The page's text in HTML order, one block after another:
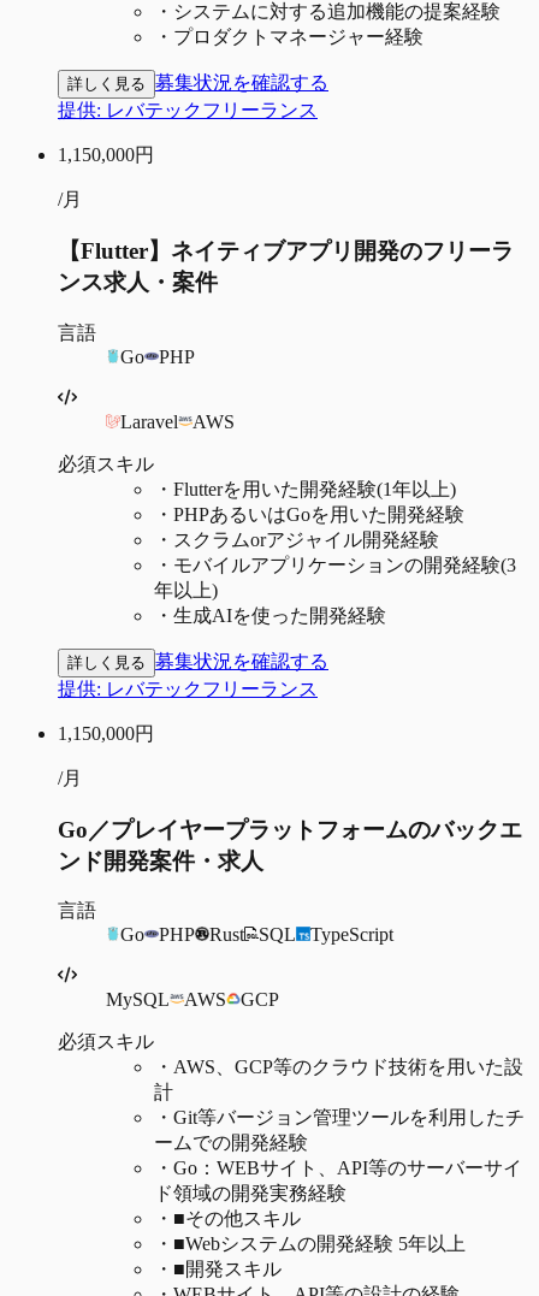
・ システムに対する追加機能の提案経験
・ プロダクトマネージャー経験
詳しく見る 募集状況を確認する
提供: レバテックフリーランス
1,150,000円
/月
【Flutter】ネイティブアプリ開発のフリーラ
ンス求人・案件
言語
Go
PHP
Laravel AWS
必須スキル
・ Flutterを用いた開発経験(1年以上)
・ PHPあるいはGoを用いた開発経験
・ スクラムorアジャイル開発経験
・ モバイルアプリケーションの開発経験(3
年以上)
・ 生成AIを使った開発経験
詳しく見る 募集状況を確認する
提供: レバテックフリーランス
1,150,000円
/月
Go／プレイヤープラットフォームのバックエ
ンド開発案件・求人
言語
Go
PHP Rust SQL TypeScript
MySQL AWS GCP
必須スキル
・ AWS、GCP等のクラウド技術を用いた設
計
・ Git等バージョン管理ツールを利用したチ
ームでの開発経験
・ Go：WEBサイト、API等のサーバーサイ
ド領域の開発実務経験
・ ■その他スキル
・ ■Webシステムの開発経験 5年以上
・ ■開発スキル